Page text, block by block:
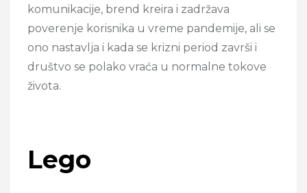
komunikacije, brend kreira i zadržava
poverenje korisnika u vreme pandemije, ali se
ono nastavlja i kada se krizni period završi i
društvo se polako vraća u normalne tokove
života.
Lego